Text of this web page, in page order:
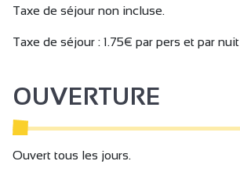
Taxe de séjour non incluse.
Taxe de séjour : 1.75€ par pers et par nuit
OUVERTURE
Ouvert tous les jours.